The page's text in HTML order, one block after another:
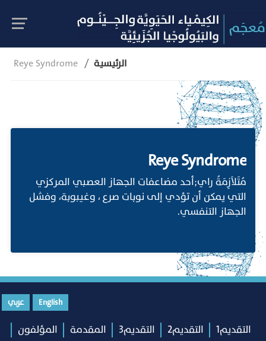
Reye Syndrome الرئيسية
Reye Syndrome
مُتَلاَزِمَةُ راي;أحد مضاعفات الجهاز العصبي المركزي
التي يمكن أن تؤدي إلى نوبات صرع ، وغيبوبة، وفشل
الجهاز التنفسي.
English عربي
التقديم1 التقديم2 التقديم3 المقدمة
المؤلفون